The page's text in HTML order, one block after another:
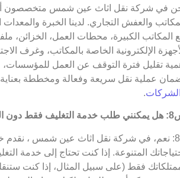
في شركة نقل اثاث عين شمس متخصصون
والعفش التجاري. لدينا الخبرة والمعدات
المكاتب الكبيرة، محطات العمل، الخزائن،
الإلكترونية الخاصة بالمكاتب، وغرف
تقليل فترة التوقف عن العمل للمؤسسات،
عملية نقل سريعة وفعالة ومخططة بعناية
.
فقط دون النقل؟
ج8: نعم، في شركة نقل اثاث عين شمس ، نقدم
المتنوعة. إذا كنت تحتاج إلى خدمة
فقط (على سبيل المثال، إذا كنت